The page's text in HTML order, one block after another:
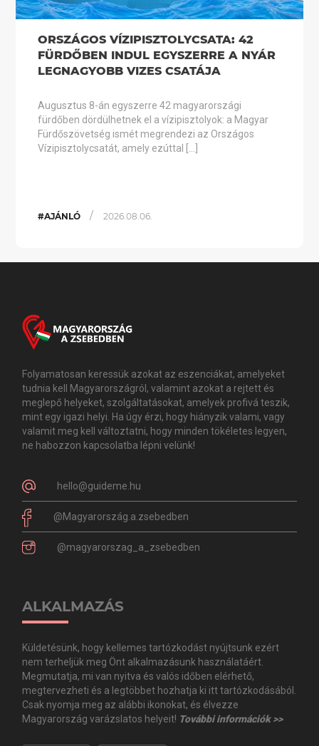
ORSZÁGOS VÍZIPISZTOLYCSATA: 42
FÜRDŐBEN INDUL EGYSZERRE A NYÁR
LEGNAGYOBB VIZES CSATÁJA
Augusztus 8-án egyszerre 42 magyarországi
fürdőben dördülhetnek el a vízipisztolyok: a Magyar
Fürdőszövetség ismét megrendezi az Országos
Vízipisztolycsatát, amely ezúttal […]
#AJÁNLÓ / 2026.08.06.
Folyamatosan keressük azokat az eszenciákat, amelyeket
tudnia kell Magyarországról, valamint azokat a rejtett és
meglepő helyeket, szolgáltatásokat, amelyek profivá teszik,
mint egy igazi helyi. Ha úgy érzi, hogy hiányzik valami, vagy
valamit meg kell változtatni, hogy minden tökéletes legyen,
ne habozzon kapcsolatba lépni velünk!
hello@guideme.hu
@Magyarország.a.zsebedben
@magyarorszag_a_zsebedben
ALKALMAZÁS
Küldetésünk, hogy kellemes tartózkodást nyújtsunk ezért
nem terheljük meg Önt alkalmazásunk használatáért.
Megmutatja, mi van nyitva és valós időben elérhető,
megtervezheti és a legtöbbet hozhatja ki itt tartózkodásából.
Csak nyomja meg az alábbi ikonokat, és élvezze
Magyarország varázslatos helyeit! További információk >>